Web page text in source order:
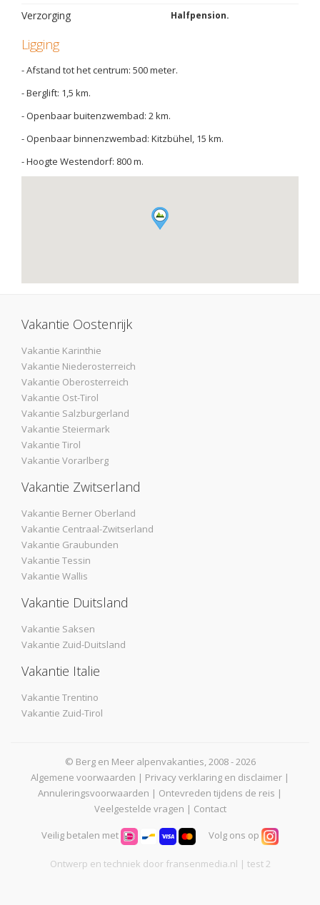
Verzorging Halfpension.
Ligging
- Afstand tot het centrum: 500 meter.
- Berglift: 1,5 km.
- Openbaar buitenzwembad: 2 km.
- Openbaar binnenzwembad: Kitzbühel, 15 km.
- Hoogte Westendorf: 800 m.
Vakantie Oostenrijk
Vakantie Karinthie
Vakantie Niederosterreich
Vakantie Oberosterreich
Vakantie Ost-Tirol
Vakantie Salzburgerland
Vakantie Steiermark
Vakantie Tirol
Vakantie Vorarlberg
Vakantie Zwitserland
Vakantie Berner Oberland
Vakantie Centraal-Zwitserland
Vakantie Graubunden
Vakantie Tessin
Vakantie Wallis
Vakantie Duitsland
Vakantie Saksen
Vakantie Zuid-Duitsland
Vakantie Italie
Vakantie Trentino
Vakantie Zuid-Tirol
© Berg en Meer alpenvakanties, 2008 - 2026
Algemene voorwaarden | Privacy verklaring en disclaimer |
Annuleringsvoorwaarden | Ontevreden tijdens de reis |
Veelgestelde vragen | Contact
Veilig betalen met Volg ons op
Ontwerp en techniek door fransenmedia.nl | test 2